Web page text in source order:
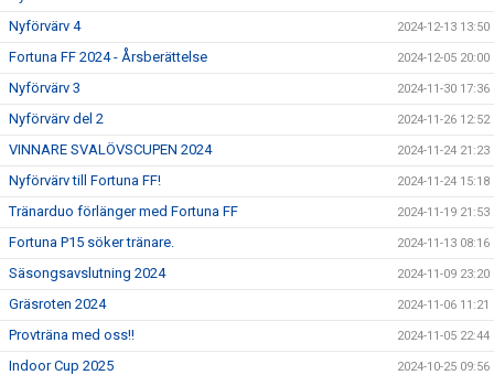
Nyförvärv 4 2024-12-13 13:50
Fortuna FF 2024 - Årsberättelse 2024-12-05 20:00
Nyförvärv 3 2024-11-30 17:36
Nyförvärv del 2 2024-11-26 12:52
VINNARE SVALÖVSCUPEN 2024 2024-11-24 21:23
Nyförvärv till Fortuna FF! 2024-11-24 15:18
Tränarduo förlänger med Fortuna FF 2024-11-19 21:53
Fortuna P15 söker tränare. 2024-11-13 08:16
Säsongsavslutning 2024 2024-11-09 23:20
Gräsroten 2024 2024-11-06 11:21
Provträna med oss!! 2024-11-05 22:44
Indoor Cup 2025 2024-10-25 09:56